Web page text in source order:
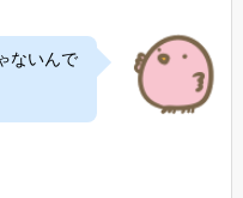
ないんで